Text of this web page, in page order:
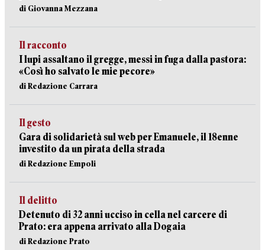
di Giovanna Mezzana
Il racconto
I lupi assaltano il gregge, messi in fuga dalla pastora:
«Così ho salvato le mie pecore»
di Redazione Carrara
Il gesto
Gara di solidarietà sul web per Emanuele, il 18enne
investito da un pirata della strada
di Redazione Empoli
Il delitto
Detenuto di 32 anni ucciso in cella nel carcere di
Prato: era appena arrivato alla Dogaia
di Redazione Prato